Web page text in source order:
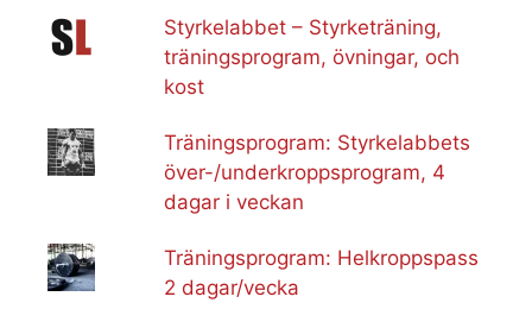
Styrkelabbet – Styrketräning,
träningsprogram, övningar, och
kost
Träningsprogram: Styrkelabbets
över-/underkroppsprogram, 4
dagar i veckan
Träningsprogram: Helkroppspass
2 dagar/vecka